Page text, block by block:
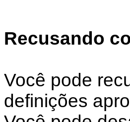
Recusando
Você pode
definições